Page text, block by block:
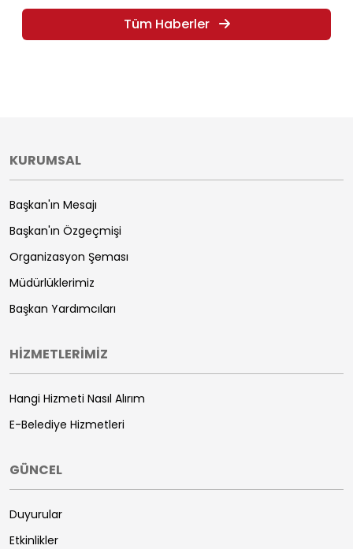
Tüm Haberler
KURUMSAL
Başkan'ın Mesajı
Başkan'ın Özgeçmişi
Organizasyon Şeması
Müdürlüklerimiz
Başkan Yardımcıları
HİZMETLERİMİZ
Hangi Hizmeti Nasıl Alırım
E-Belediye Hizmetleri
GÜNCEL
Duyurular
Etkinlikler